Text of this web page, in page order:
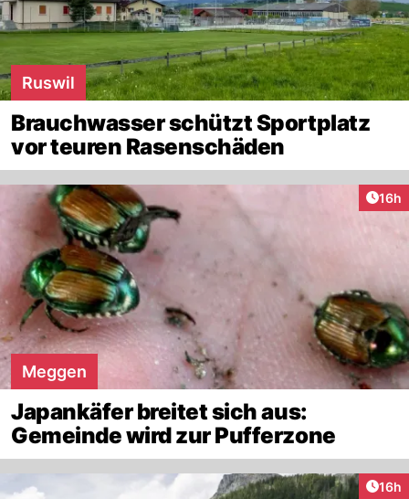
Ruswil
Brauchwasser schützt Sportplatz
vor teuren Rasenschäden
16h
Meggen
Japankäfer breitet sich aus:
Gemeinde wird zur Pufferzone
16h